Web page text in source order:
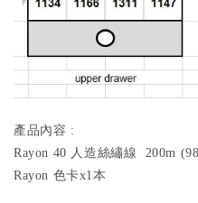
產品內容 :
Rayon 40 人造絲繡線 200m
Rayon 色卡x1本